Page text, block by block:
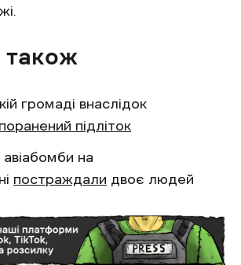
також
громаді внаслідок
поранений підліток
авіабомби на
постраждали двоє людей